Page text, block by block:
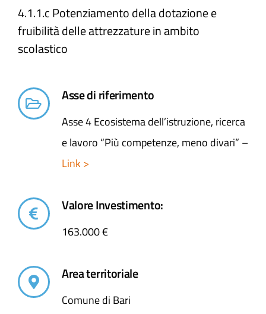
Progetti
4.1.1.c Potenziamento della dotazione e
fruibilità delle attrezzature in ambito
scolastico
Asse di riferimento
Asse 4 Ecosistema dell’istruzione, ricerca
e lavoro “Più competenze, meno divari” –
Link >
Valore Investimento:
163.000 €
Area territoriale
Comune di Bari